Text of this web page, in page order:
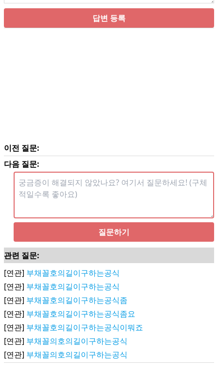
답변 등록
이전 질문:
다음 질문:
질문하기
관련 질문:
[연관] 부채꼴호의길이구하는공식
[연관] 부채꼴호의길이구하는공식
[연관] 부채꼴호의길이구하는공식좀
[연관] 부채꼴호의길이구하는공식좀요
[연관] 부채꼴호의길이구하는공식이뭐죠
[연관] 부채꼴의호의길이구하는공식
[연관] 부채꼴의호의길이구하는공식